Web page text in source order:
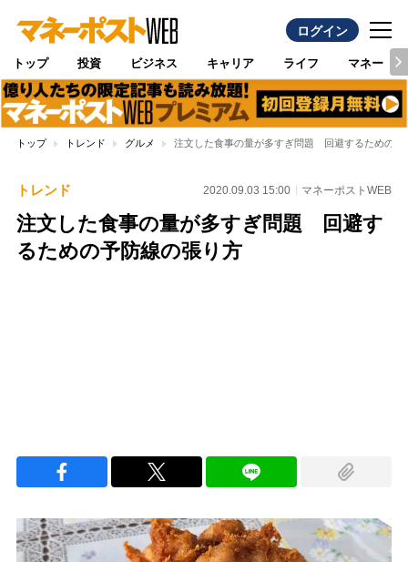
ログイン
トップ 投資 ビジネス キャリア ライフ マネー
トップ トレンド グルメ 注文した食事の量が多すぎ問題 回避するための予
トレンド 2020.09.03 15:00 マネーポストWEB
注文した食事の量が多すぎ問題 回避す
るための予防線の張り方